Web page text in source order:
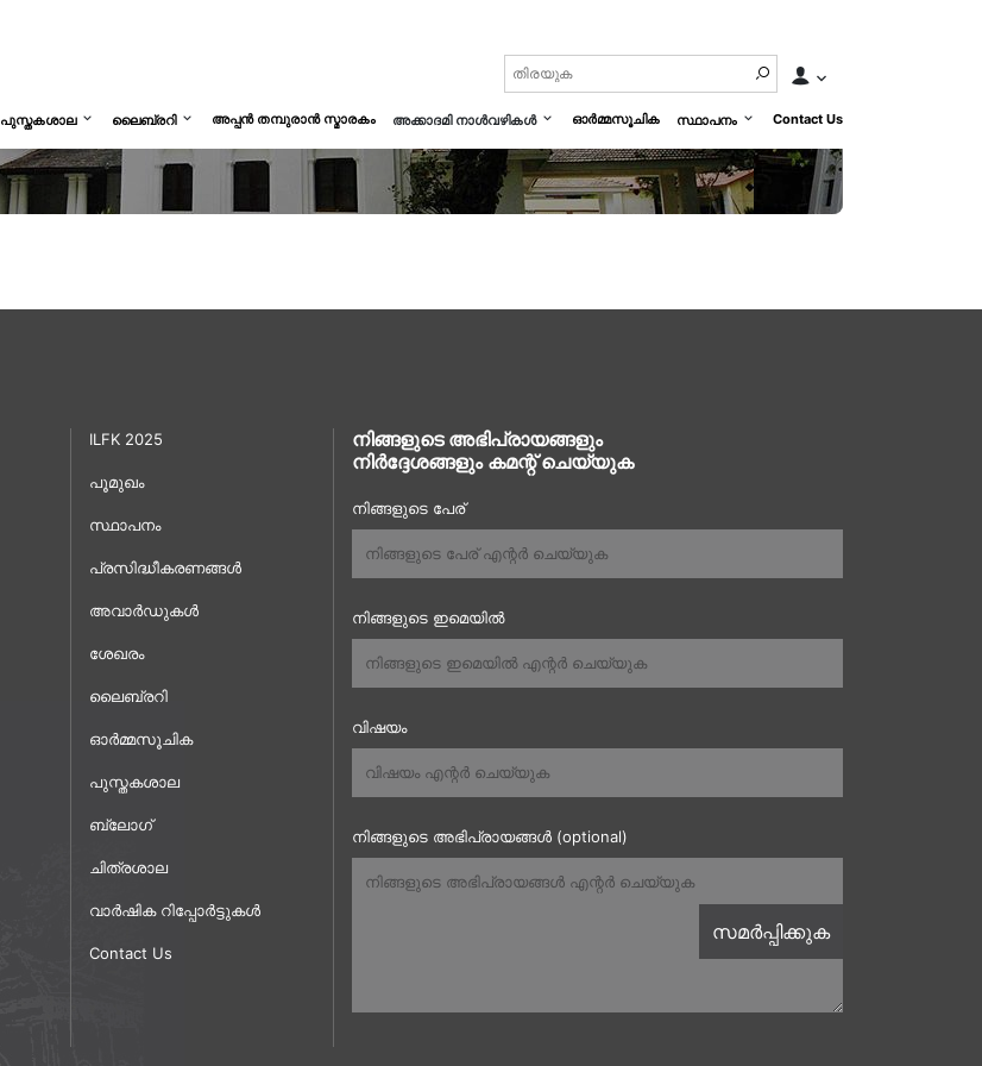
പുസ്തകശാല ലൈബ്രറി അപ്പൻ തമ്പുരാൻ സ്മാരകം അക്കാദമി നാൾവഴികൾ ഓർമ്മസൂചിക സ്ഥാപനം Contact Us
ILFK 2025
പൂമുഖം
സ്ഥാപനം
പ്രസിദ്ധീകരണങ്ങൾ
അവാർഡുകൾ
ശേഖരം
ലൈബ്രറി
ഓർമ്മസൂചിക
പുസ്തകശാല
ബ്ലോഗ്
ചിത്രശാല
വാർഷിക റിപ്പോർട്ടുകൾ
Contact Us
നിങ്ങളുടെ അഭിപ്രായങ്ങളും
നിർദ്ദേശങ്ങളും കമന്റ് ചെയ്യുക
നിങ്ങളുടെ പേര്
നിങ്ങളുടെ ഇമെയിൽ
വിഷയം
നിങ്ങളുടെ അഭിപ്രായങ്ങൾ (optional)